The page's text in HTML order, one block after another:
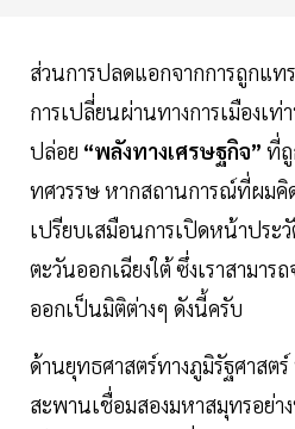
ส่วนการปลดแอกจากการถูกแท
การเปลี่ยนผ่านทางการเมืองเ
ปล่อย “พลังทางเศรษฐกิจ” ที่
ทศวรรษ หากสถานการณ์ที่ผมคิ
เปรียบเสมือนการเปิดหน้าประ
ตะวันออกเฉียงใต้ ซึ่งเราสามา
ออกเป็นมิติต่างๆ ดังนี้ครับ
ด้านยุทธศาสตร์ทางภูมิรัฐศาสต
สะพานเชื่อมสองมหาสมุทรอย่า